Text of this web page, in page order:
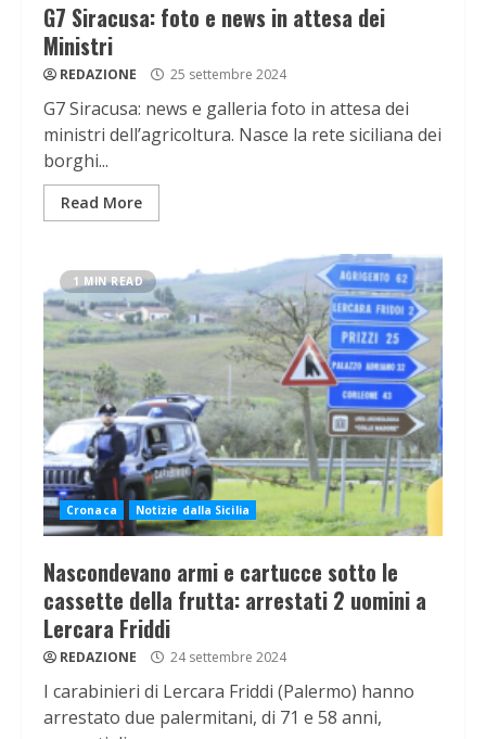
G7 Siracusa: foto e news in attesa dei
Ministri
REDAZIONE 25 settembre 2024
G7 Siracusa: news e galleria foto in attesa dei
ministri dell’agricoltura. Nasce la rete siciliana dei
borghi...
Read More
1 MIN READ
Cronaca Notizie dalla Sicilia
Nascondevano armi e cartucce sotto le
cassette della frutta: arrestati 2 uomini a
Lercara Friddi
REDAZIONE 24 settembre 2024
I carabinieri di Lercara Friddi (Palermo) hanno
arrestato due palermitani, di 71 e 58 anni,